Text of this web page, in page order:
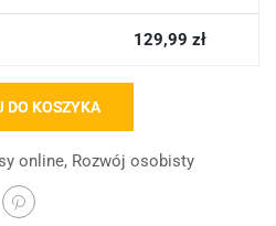
129,99 zł
DO KOSZYKA
online, Rozwój osobisty